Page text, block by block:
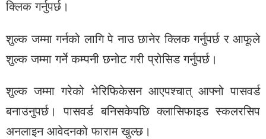
क्लिक गर्नुपर्छ।
शुल्क जम्मा गर्नको लागि पे नाउ छानेर क्लिक गर्नुपर्छ र आफूले
शुल्क जम्मा गर्ने कम्पनी छनोट गरी प्रोसिड गर्नुपर्छ।
शुल्क जम्मा गरेको भेरिफिकेसन आएपश्चात् आफ्नो पासवर्ड
बनाउनुपर्छ। पासवर्ड बनिसकेपछि क्लासिफाइड स्कलरसिप
अनलाइन आवेदनको फाराम खुल्छ।